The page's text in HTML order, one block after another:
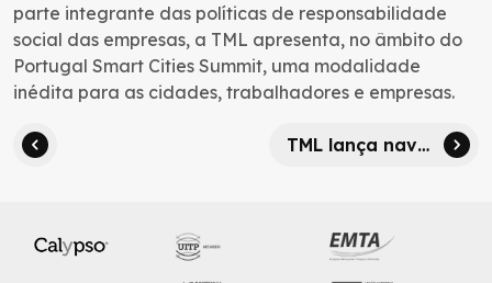
parte integrante das políticas de responsabilidade
social das empresas, a TML apresenta, no âmbito do
Portugal Smart Cities Summit, uma modalidade
inédita para as cidades, trabalhadores e empresas.
TML lança navegante® empresas